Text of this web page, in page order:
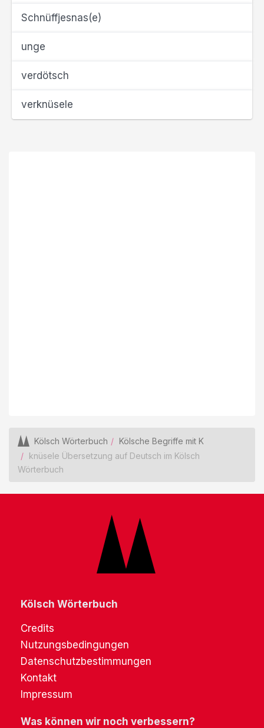
Schnüffjesnas(e)
unge
verdötsch
verknüsele
Kölsch Wörterbuch
Kölsche Begriffe mit K
knüsele Übersetzung auf Deutsch im Kölsch
Wörterbuch
Kölsch Wörterbuch
Credits
Nutzungsbedingungen
Datenschutzbestimmungen
Kontakt
Impressum
Was können wir noch verbessern?